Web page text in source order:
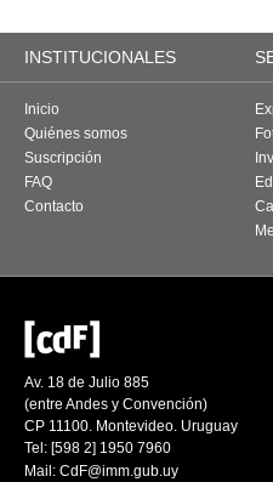
INSTITUCIONALES
Inicio
Quiénes somos
Suscripción
FAQ
Contacto
Av. 18 de Julio 885
(entre Andes y Convención)
CP 11100. Montevideo. Uruguay
Tel: [598 2] 1950 7960
Mail: CdF@imm.gub.uy